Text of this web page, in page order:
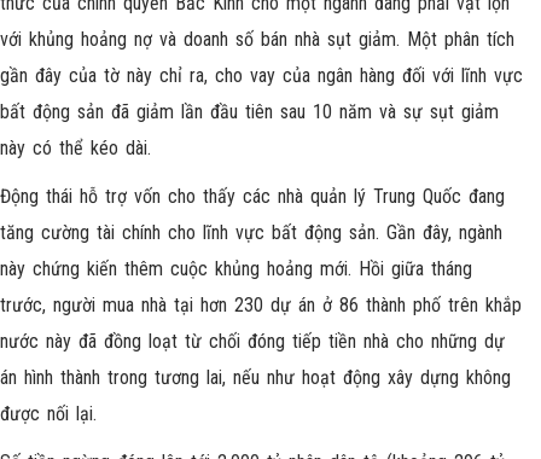
với khủng hoảng nợ và doanh số bán nhà sụt giảm. Một phân tích
gần đây của tờ này chỉ ra, cho vay của ngân hàng đối với lĩnh vực
bất động sản đã giảm lần đầu tiên sau 10 năm và sự sụt giảm
này có thể kéo dài.
Động thái hỗ trợ vốn cho thấy các nhà quản lý Trung Quốc đang
tăng cường tài chính cho lĩnh vực bất động sản. Gần đây, ngành
này chứng kiến thêm cuộc khủng hoảng mới. Hồi giữa tháng
trước, người mua nhà tại hơn 230 dự án ở 86 thành phố trên khắp
nước này đã đồng loạt từ chối đóng tiếp tiền nhà cho những dự
án hình thành trong tương lai, nếu như hoạt động xây dựng không
được nối lại.